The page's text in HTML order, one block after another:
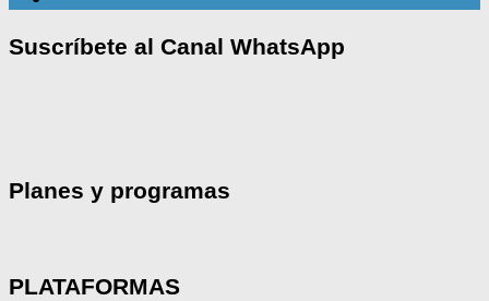
Suscríbete al Canal WhatsApp
Planes y programas
PLATAFORMAS